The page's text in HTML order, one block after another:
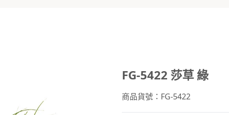
FG-5422 莎草 綠
商品貨號：FG-5422